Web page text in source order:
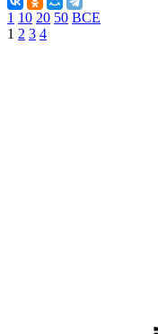
1 10 20 50 ВСЕ
1 2 3 4